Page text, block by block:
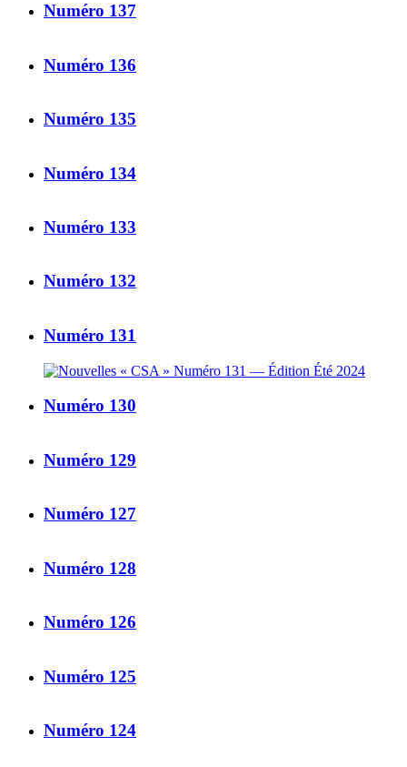
Numéro 137
Numéro 136
Numéro 135
Numéro 134
Numéro 133
Numéro 132
Numéro 131
Numéro 130
Numéro 129
Numéro 127
Numéro 128
Numéro 126
Numéro 125
Numéro 124